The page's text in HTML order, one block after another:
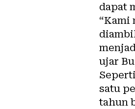
dapat
“Kami
ujar
satu
tahun